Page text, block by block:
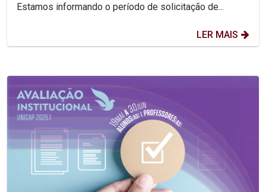
Estamos informando o período de solicitação de...
LER MAIS